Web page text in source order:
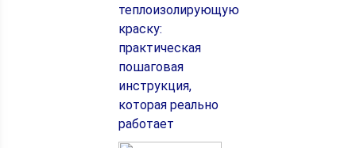
теплоизолирующую
краску:
практическая
пошаговая
инструкция,
которая реально
работает